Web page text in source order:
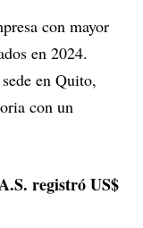
con mayor
en 2024.
en Quito,
con un
registró US$